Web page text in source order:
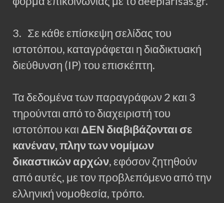
3. Σε κάθε επίσκεψη σελίδας του
ιστοτόπου, καταγράφεται η διαδικτυακή
διεύθυνση (IP) του επισκέπτη.
Τα δεδομένα των παραγράφων 2 και 3
τηρούνται από το διαχειριστή του
ιστοτόπου και ΔΕΝ διαβιβάζονται σε
κανέναν, πλην των νομίμων
δικαστικών αρχών, εφόσον ζητηθούν
από αυτές, με τον προβλεπόμενο από την
ελληνική νομοθεσία, τρόπο.